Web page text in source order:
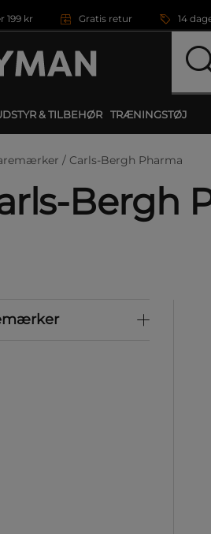
199 kr Gratis retur 14
& TILBEHØR TRÆNINGSTØJ
/ Carls-Bergh Pharma
Bergh
Varemærker